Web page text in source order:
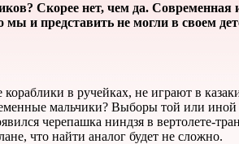
Скорее нет, чем да. Современная
и представить не могли в своем
в ручейках, не играют в
мальчики? Выборы той или
черепашка ниндзя в вертолете-
что найти аналог будет не сложно.